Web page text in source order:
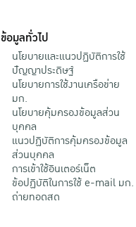
ข้อมูลทั่วไป
นโยบายและแนวปฏิบัติการใช้
ปัญญาประดิษฐ์
นโยบายการใช้งานเครือข่าย
มก.
นโยบายคุ้มครองข้อมูลส่วน
บุคคล
แนวปฏิบัติการคุ้มครองข้อมูล
ส่วนบุคคล
การเข้าใช้อินเตอร์เน็ต
ข้อปฏิบัติในการใช้ e-mail มก.
ถ่ายทอดสด